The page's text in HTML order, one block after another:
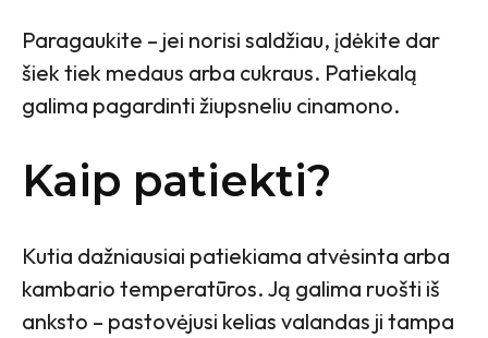
Paragaukite – jei norisi saldžiau, įdėkite dar
šiek tiek medaus arba cukraus. Patiekalą
galima pagardinti žiupsneliu cinamono.
Kaip patiekti?
Kutia dažniausiai patiekiama atvėsinta arba
kambario temperatūros. Ją galima ruošti iš
anksto – pastovėjusi kelias valandas ji tampa